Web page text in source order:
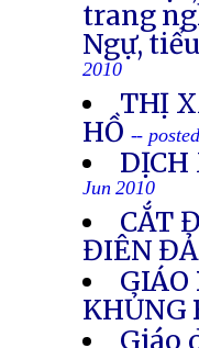
trang
Ngự,
2010
THỊ
HỒ --
Jun 2010
CẮT
ĐIÊN
GIÁO
KHỦNG
Giáo